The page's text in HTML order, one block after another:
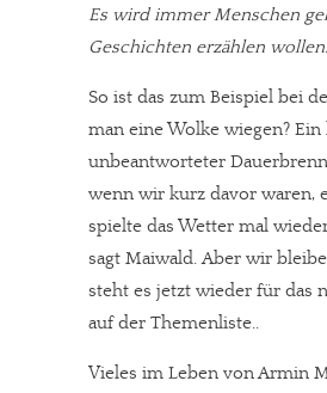
Es wird immer Menschen
Geschichten erzählen
So ist das zum Beispiel bei
man eine Wolke wiegen? Ein
unbeantworteter
wenn wir kurz davor waren,
spielte das Wetter mal
sagt Maiwald. Aber wir
steht es jetzt wieder für das
auf der Themenliste..
Vieles im Leben von Armin